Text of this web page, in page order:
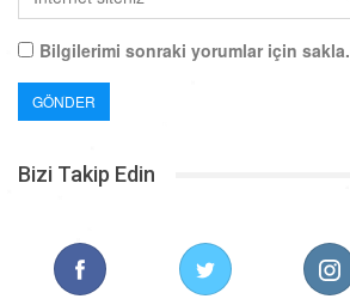
Bilgilerimi sonraki yorumlar için sakla.
Bizi Takip Edin